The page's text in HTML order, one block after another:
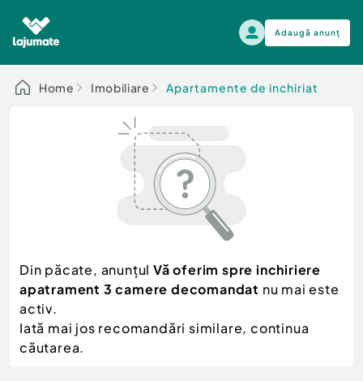
Adaugă anunț
Alege categoria
Auto, moto si ambarcatiuni
Electronice si electrocasnice
Mama si copilul
Moda si frumusete
Sport, timp liber, arta
Agro si Industrie
Auto, moto si ambarcatiuni
Scutere - ATV - UTV
Autoutilitare
Ambarcatiuni
Camioane - Rulote - Remorci
Motociclete
Home Imobiliare Apartamente de inchiriat
Din păcate, anunțul Vă oferim spre inchiriere
apatrament 3 camere decomandat nu mai este
activ.
Iată mai jos recomandări similare, continua
căutarea.